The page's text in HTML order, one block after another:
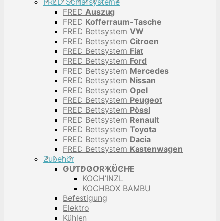
FRED Schlafsysteme
FRED Auszug
FRED Kofferraum-Tasche
FRED Bettsystem VW
FRED Bettsystem Citroen
FRED Bettsystem Fiat
FRED Bettsystem Ford
FRED Bettsystem Mercedes
FRED Bettsystem Nissan
FRED Bettsystem Opel
FRED Bettsystem Peugeot
FRED Bettsystem Pössl
FRED Bettsystem Renault
FRED Bettsystem Toyota
FRED Bettsystem Dacia
FRED Bettsystem Kastenwagen
Zubehör
OUTDOOR KÜCHE
KOCH’INZL
KOCHBOX BAMBU
Befestigung
Elektro
Kühlen